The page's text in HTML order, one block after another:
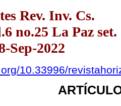
Rev. Inv. Cs.
no.25 La Paz set.
Sep-2022
10.33996/